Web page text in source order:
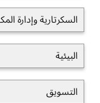
السكرتارية وإدارة
البيئية
التسويق